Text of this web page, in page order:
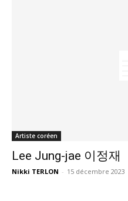
Artiste coréen
Lee Jung-jae 이정재
Nikki TERLON - 15 décembre 2023